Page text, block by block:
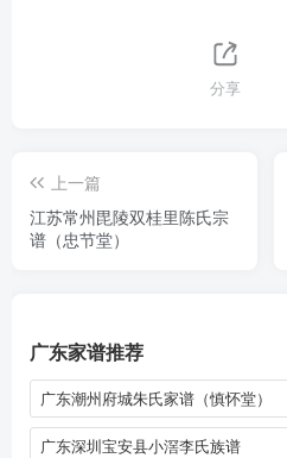
分享
上一篇
江苏常州毘陵双桂里陈氏宗
谱（忠节堂）
广东家谱推荐
广东潮州府城朱氏家谱（慎怀堂）
广东深圳宝安县小滘李氏族谱